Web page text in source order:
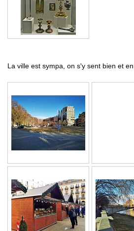
La ville est sympa, on s'y sent bien et en